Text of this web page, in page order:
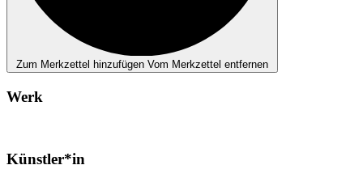
Zum Merkzettel hinzufügen Vom Merkzettel entfernen
Werk
Künstler*in